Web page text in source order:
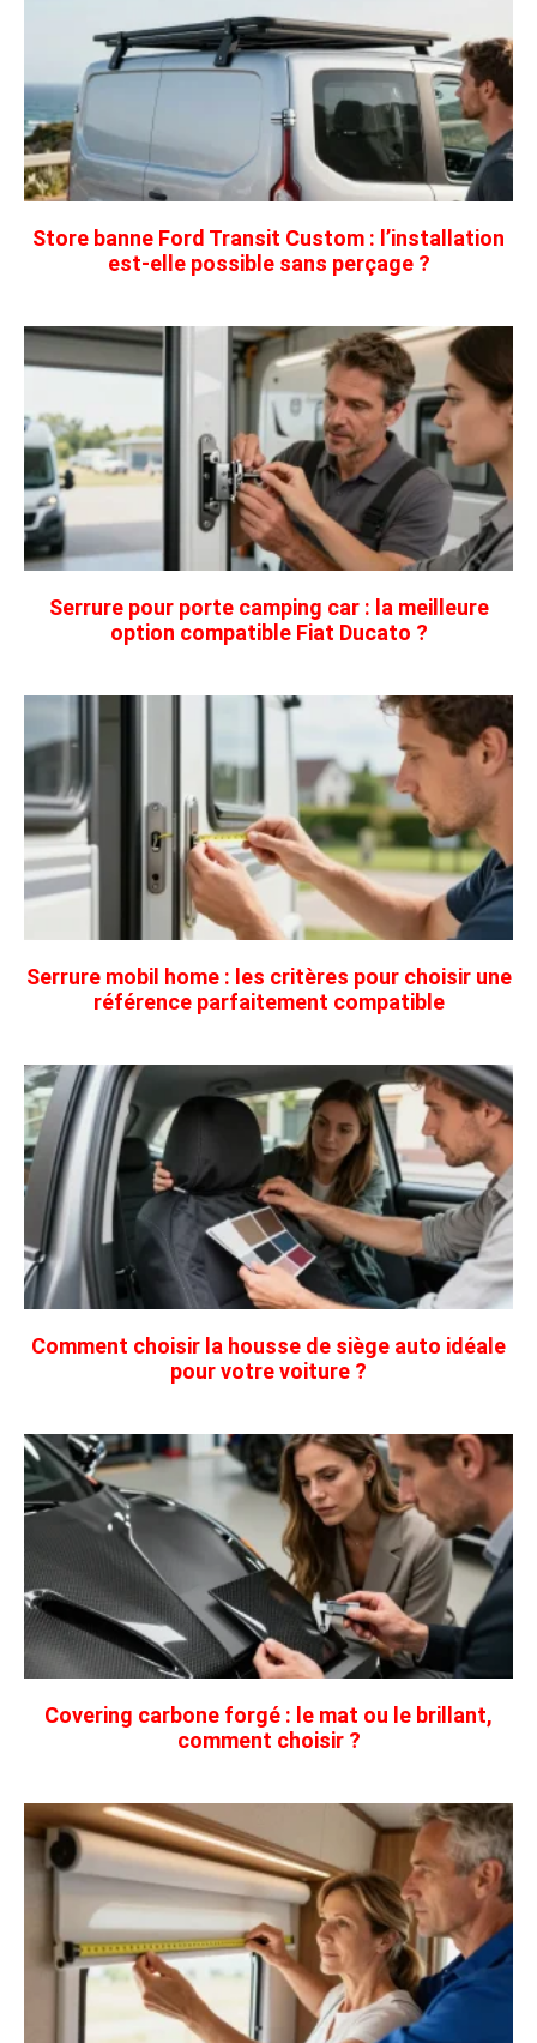
Store banne Ford Transit Custom : l’installation
est-elle possible sans perçage ?
Serrure pour porte camping car : la meilleure
option compatible Fiat Ducato ?
Serrure mobil home : les critères pour choisir une
référence parfaitement compatible
Comment choisir la housse de siège auto idéale
pour votre voiture ?
Covering carbone forgé : le mat ou le brillant,
comment choisir ?